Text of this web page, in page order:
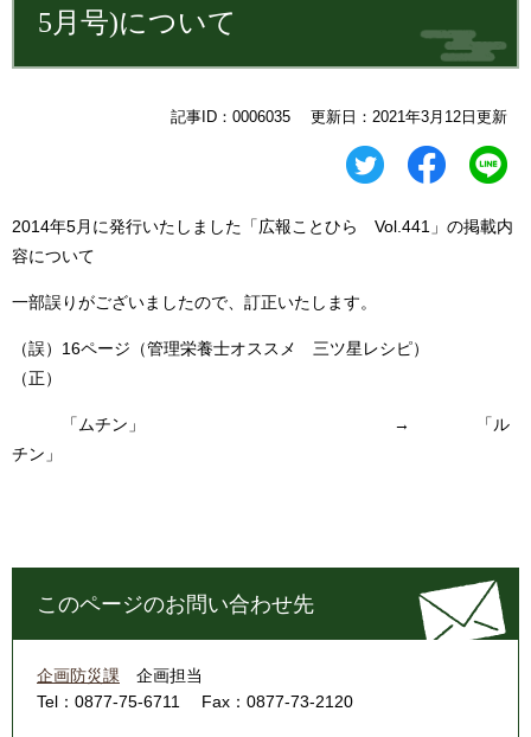
5月号)について
記事ID：0006035 更新日：2021年3月12日更新
2014年5月に発行いたしました「広報ことひら Vol.441」の掲載内
容について
一部誤りがございましたので、訂正いたします。
（誤）16ページ（管理栄養士オススメ 三ツ星レシピ）
（正）
「ムチン」 → 「ル
チン」
このページのお問い合わせ先
企画防災課
企画担当
Tel：0877-75-6711
Fax：0877-73-2120